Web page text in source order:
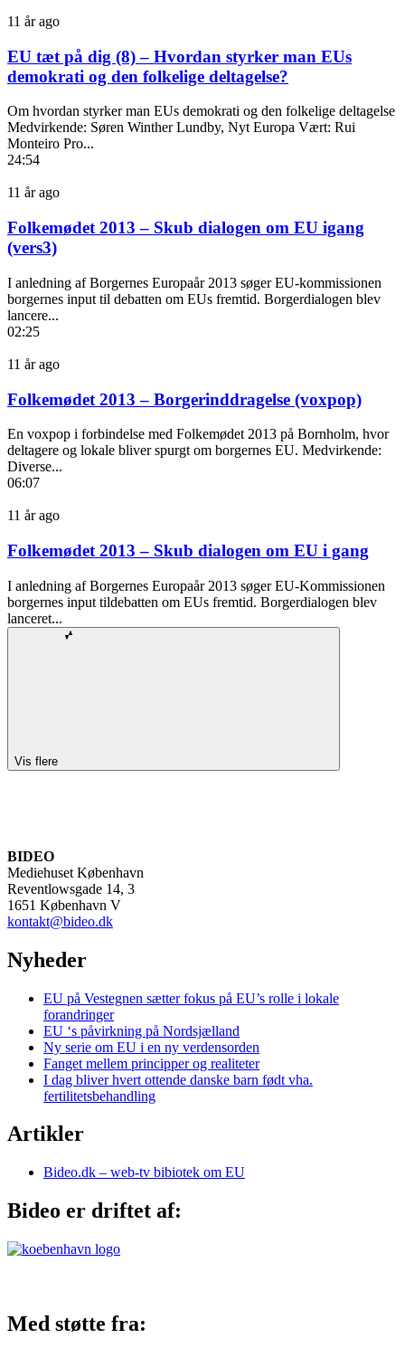
11 år ago
EU tæt på dig (8) – Hvordan styrker man EUs
demokrati og den folkelige deltagelse?
Om hvordan styrker man EUs demokrati og den folkelige deltagelse
Medvirkende: Søren Winther Lundby, Nyt Europa Vært: Rui
Monteiro Pro...
24:54
11 år ago
Folkemødet 2013 – Skub dialogen om EU igang
(vers3)
I anledning af Borgernes Europaår 2013 søger EU-kommissionen
borgernes input til debatten om EUs fremtid. Borgerdialogen blev
lancere...
02:25
11 år ago
Folkemødet 2013 – Borgerinddragelse (voxpop)
En voxpop i forbindelse med Folkemødet 2013 på Bornholm, hvor
deltagere og lokale bliver spurgt om borgernes EU. Medvirkende:
Diverse...
06:07
11 år ago
Folkemødet 2013 – Skub dialogen om EU i gang
I anledning af Borgernes Europaår 2013 søger EU-Kommissionen
borgernes input tildebatten om EUs fremtid. Borgerdialogen blev
lanceret...
Vis flere
BIDEO
Mediehuset København
Reventlowsgade 14, 3
1651 København V
kontakt@bideo.dk
Nyheder
EU på Vestegnen sætter fokus på EU’s rolle i lokale
forandringer
EU ‘s påvirkning på Nordsjælland
Ny serie om EU i en ny verdensorden
Fanget mellem principper og realiteter
I dag bliver hvert ottende danske barn født vha.
fertilitetsbehandling
Artikler
Bideo.dk – web-tv bibiotek om EU
Bideo er driftet af:
Med støtte fra: